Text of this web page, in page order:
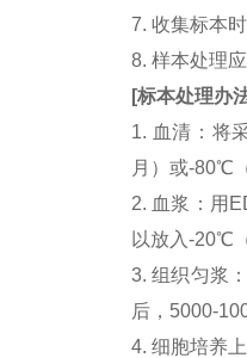
7. 收集标本
8. 样本处理
[标本处理办
1. 血清：将
月）或-80℃
2. 血浆：用
以放入-20℃
3. 组织匀浆
后，5000-
4. 细胞培养